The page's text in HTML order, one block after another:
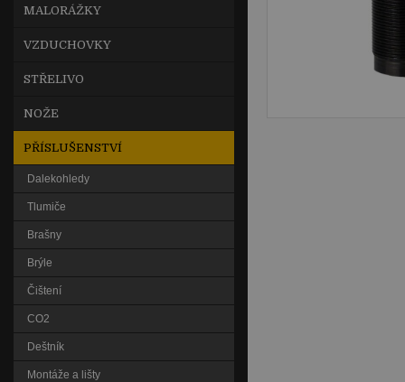
MALORÁŽKY
VZDUCHOVKY
STŘELIVO
NOŽE
PŘÍSLUŠENSTVÍ
Dalekohledy
Tlumiče
Brašny
Brýle
Čištení
CO2
Deštník
Montáže a lišty